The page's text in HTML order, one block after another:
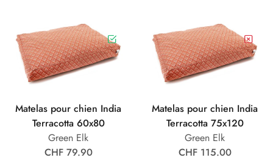
Matelas pour chien India
Terracotta 60x80
Green Elk
CHF 79.90
Matelas pour chien India
Terracotta 75x120
Green Elk
CHF 115.00